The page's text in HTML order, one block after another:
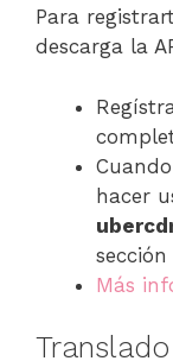
Para
descarga la
hacer
Más